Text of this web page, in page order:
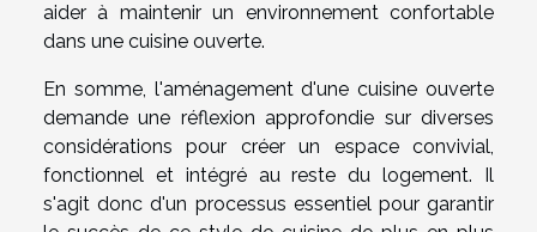
aider à maintenir un environnement confortable
dans une cuisine ouverte.
En somme, l'aménagement d'une cuisine ouverte
demande une réflexion approfondie sur diverses
considérations pour créer un espace convivial,
fonctionnel et intégré au reste du logement. Il
s'agit donc d'un processus essentiel pour garantir